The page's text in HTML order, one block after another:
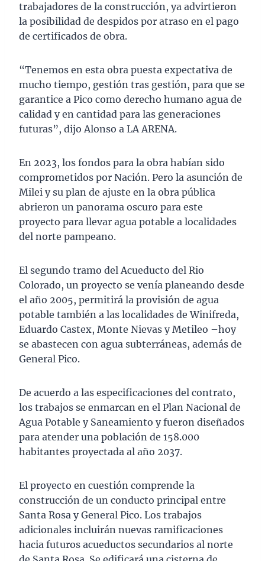
trabajadores de la construcción, ya advirtieron
la posibilidad de despidos por atraso en el pago
de certificados de obra.
“Tenemos en esta obra puesta expectativa de
mucho tiempo, gestión tras gestión, para que se
garantice a Pico como derecho humano agua de
calidad y en cantidad para las generaciones
futuras”, dijo Alonso a LA ARENA.
En 2023, los fondos para la obra habían sido
comprometidos por Nación. Pero la asunción de
Milei y su plan de ajuste en la obra pública
abrieron un panorama oscuro para este
proyecto para llevar agua potable a localidades
del norte pampeano.
El segundo tramo del Acueducto del Rio
Colorado, un proyecto se venía planeando desde
el año 2005, permitirá la provisión de agua
potable también a las localidades de Winifreda,
Eduardo Castex, Monte Nievas y Metileo –hoy
se abastecen con agua subterráneas, además de
General Pico.
De acuerdo a las especificaciones del contrato,
los trabajos se enmarcan en el Plan Nacional de
Agua Potable y Saneamiento y fueron diseñados
para atender una población de 158.000
habitantes proyectada al año 2037.
El proyecto en cuestión comprende la
construcción de un conducto principal entre
Santa Rosa y General Pico. Los trabajos
adicionales incluirán nuevas ramificaciones
hacia futuros acueductos secundarios al norte